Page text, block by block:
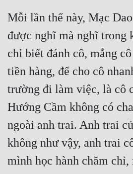
Đồng Nhân
Cẩu Đạo Trường Sinh
Ngự Thú
Truyện Nam
Vô Địch Lưu
Mỗi lần thế này, Mạc
được nghĩ mà nghĩ trong
chỉ biết đánh cô, mắng
tiền hàng, để cho cô
trường đi làm việc, là cô
Hướng Cầm không có
ngoài anh trai. Anh trai
không như vậy, anh trai
mình học hành chăm chỉ,